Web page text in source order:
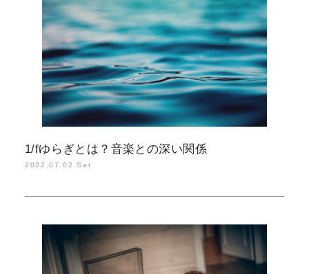
1/fゆらぎとは？音楽との深い関係
2022.07.02 Sat